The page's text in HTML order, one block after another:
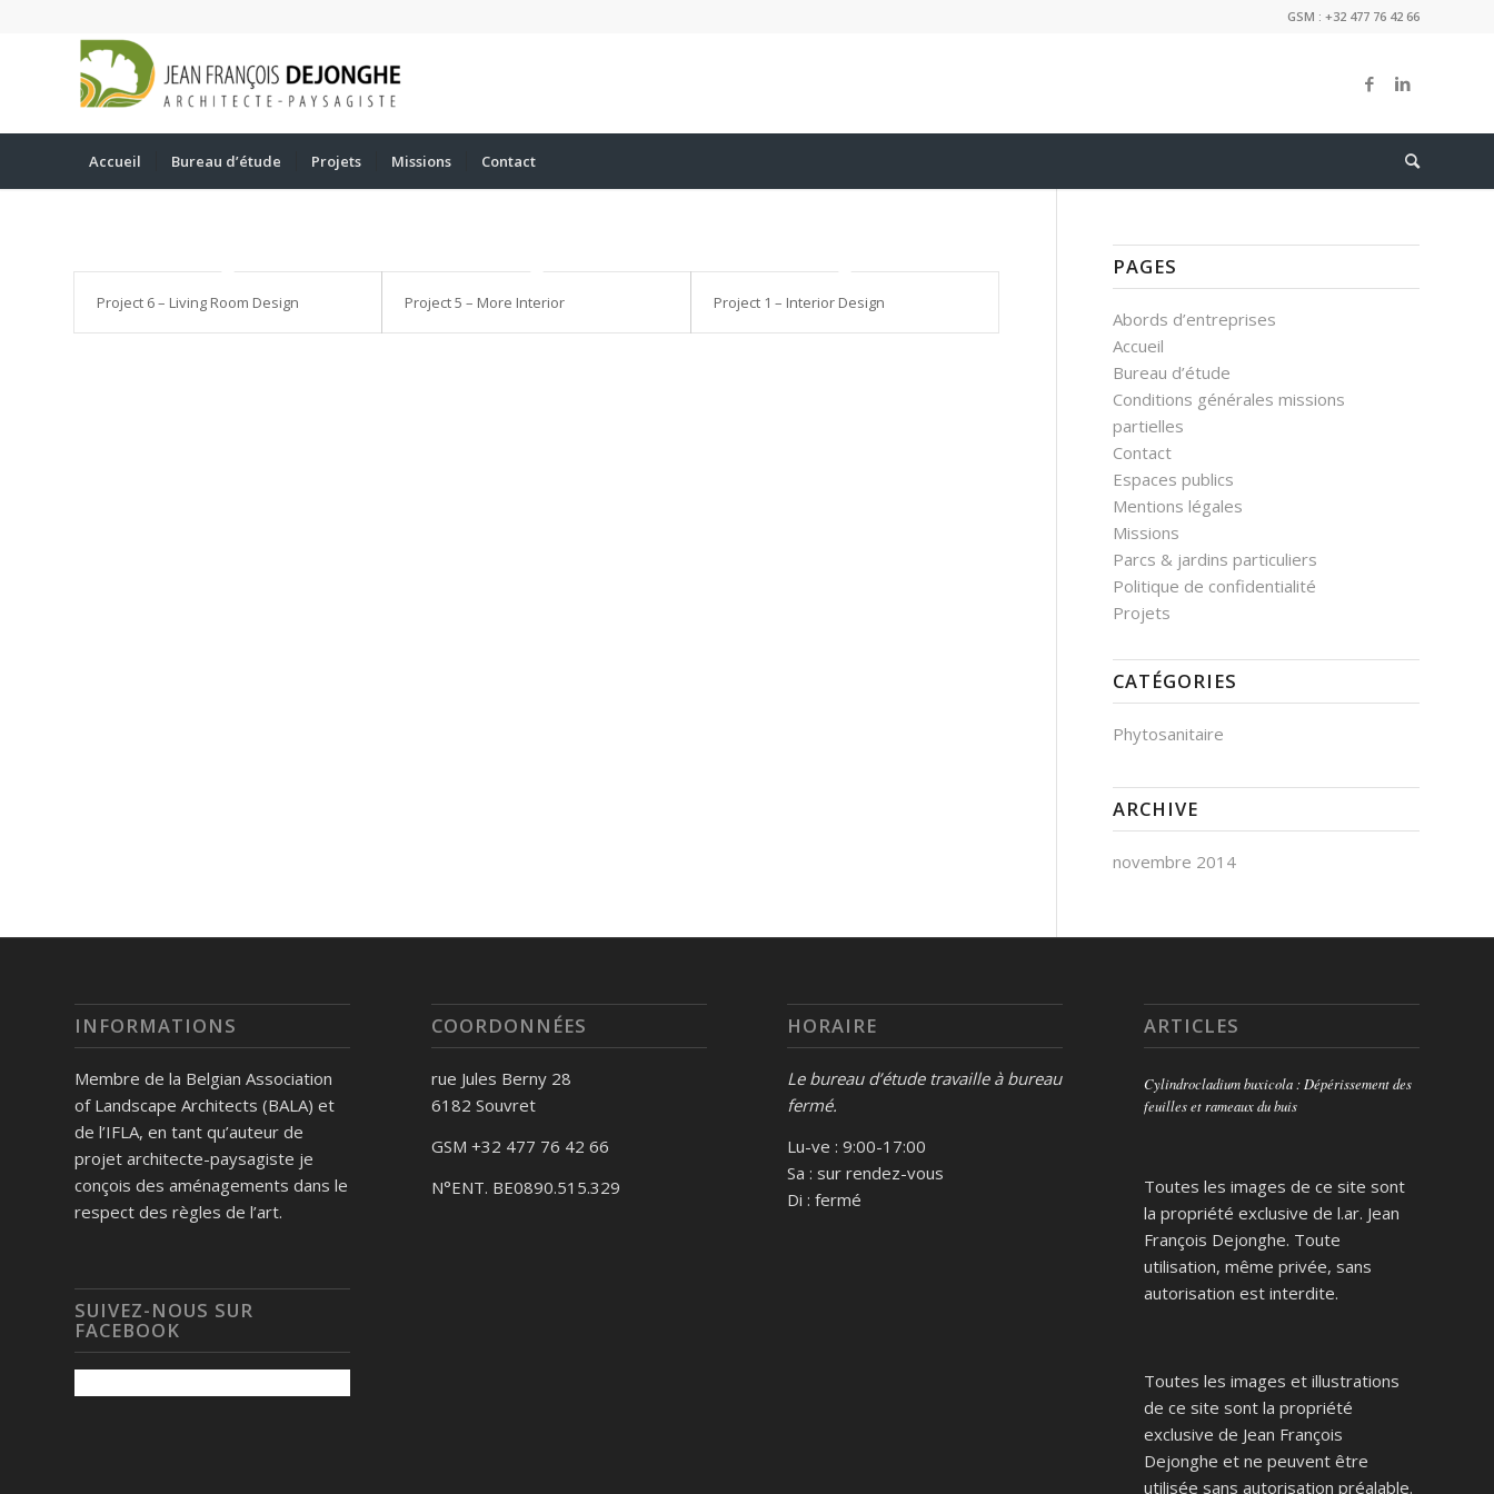
GSM : +32 477 76 42 66
Accueil Bureau d’étude Projets Missions Contact
Project 6 – Living Room Design Project 5 – More Interior Project 1 – Interior Design
PAGES
Abords d’entreprises
Accueil
Bureau d’étude
Conditions générales missions
partielles
Contact
Espaces publics
Mentions légales
Missions
Parcs & jardins particuliers
Politique de confidentialité
Projets
CATÉGORIES
Phytosanitaire
ARCHIVE
novembre 2014
INFORMATIONS
Membre de la Belgian Association
of Landscape Architects (BALA) et
de l’IFLA, en tant qu’auteur de
projet architecte-paysagiste je
conçois des aménagements dans le
respect des règles de l’art.
SUIVEZ-NOUS SUR
FACEBOOK
COORDONNÉES
rue Jules Berny 28
6182 Souvret
GSM +32 477 76 42 66
N°ENT. BE0890.515.329
HORAIRE
Le bureau d’étude travaille à bureau
fermé.
Lu-ve : 9:00-17:00
Sa : sur rendez-vous
Di : fermé
ARTICLES
Cylindrocladium buxicola : Dépérissement des
feuilles et rameaux du buis
Toutes les images de ce site sont
la propriété exclusive de l.ar. Jean
François Dejonghe. Toute
utilisation, même privée, sans
autorisation est interdite.
Toutes les images et illustrations
de ce site sont la propriété
exclusive de Jean François
Dejonghe et ne peuvent être
utilisée sans autorisation préalable.